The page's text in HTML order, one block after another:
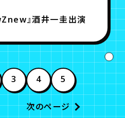
』酒井一圭出演
3 4 5
次のページ